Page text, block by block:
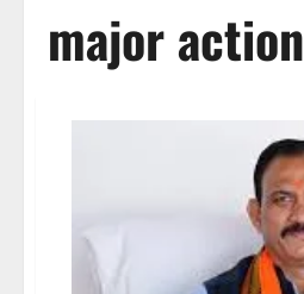
major action